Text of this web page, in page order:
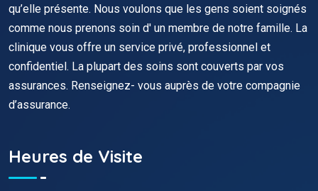
qu’elle présente. Nous voulons que les gens soient soignés
comme nous prenons soin d' un membre de notre famille. La
clinique vous offre un service privé, professionnel et
confidentiel. La plupart des soins sont couverts par vos
assurances. Renseignez- vous auprès de votre compagnie
d’assurance.
Heures de Visite